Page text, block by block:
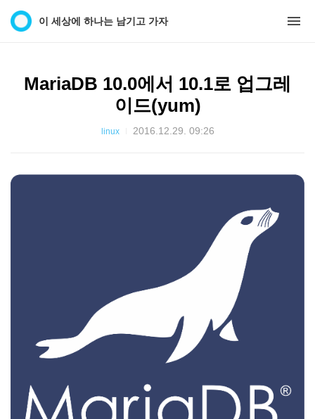
이 세상에 하나는 남기고 가자
MariaDB 10.0에서 10.1로 업그레
이드(yum)
linux 2016.12.29. 09:26